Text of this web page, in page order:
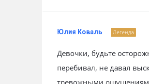
Юлия Коваль Легенда
Девочки, будьте
перебивал, не давал
тревожными